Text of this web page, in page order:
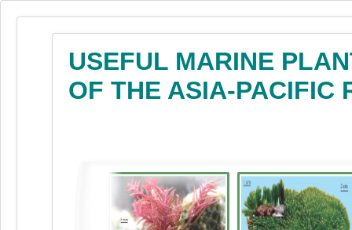
USEFUL MARINE
OF THE ASIA-PACIFIC